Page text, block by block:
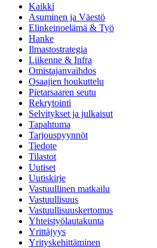
Kaikki
Asuminen ja Väestö
Elinkeinoelämä & Työ
Hanke
Ilmastostrategia
Liikenne & Infra
Omistajanvaihdos
Osaajien houkuttelu
Pietarsaaren seutu
Rekrytointi
Selvitykset ja julkaisut
Tapahtuma
Tarjouspyynnöt
Tiedote
Tilastot
Uutiset
Uutiskirje
Vastuullinen matkailu
Vastuullisuus
Vastuullisuuskertomus
Yhteistyölautakunta
Yrittäjyys
Yrityskehittäminen